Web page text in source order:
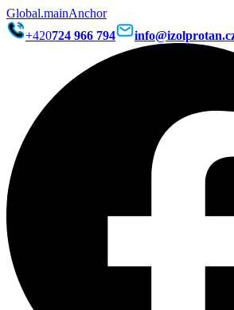
Global.mainAnchor
+420724 966 794